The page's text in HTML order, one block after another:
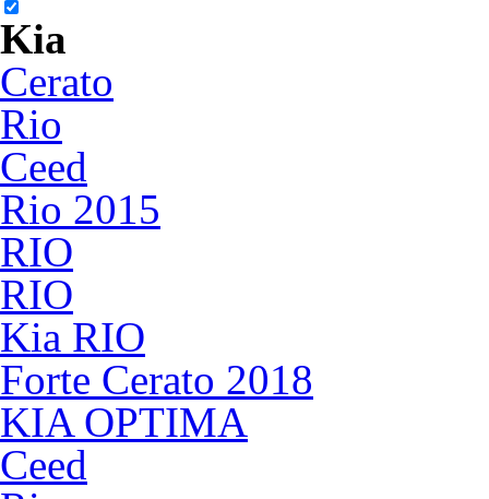
Kia
Cerato
Rio
Ceed
Rio 2015
RIO
RIO
Kia RIO
Forte Cerato 2018
KIA OPTIMA
Ceed